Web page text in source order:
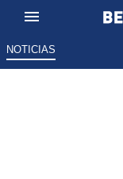
NOTICIAS